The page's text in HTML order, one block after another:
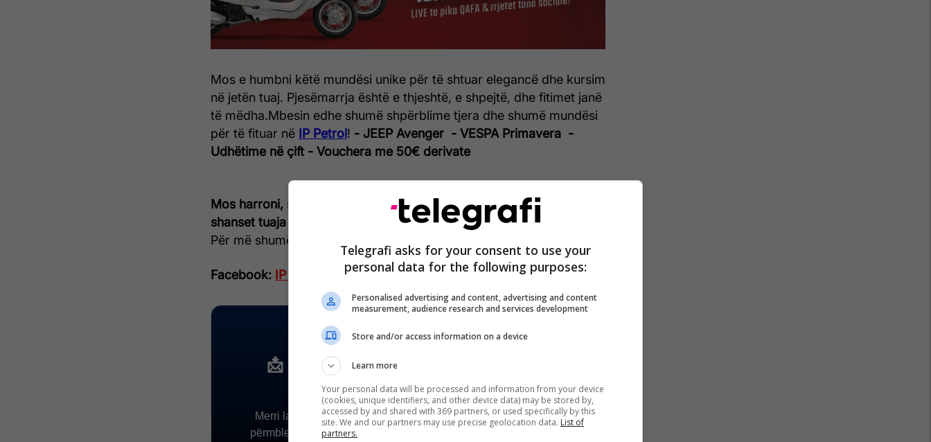
Mos e humbni këtë mundësi unike për të shtuar elegancë dhe kursim
në jetën tuaj. Pjesëmarrja është e thjeshtë, e shpejtë, dhe fitimet janë
të mëdha.Mbesin edhe shumë shpërblime tjera dhe shumë mundësi
për të fituar në
IP Petrol ! - JEEP Avenger - VESPA Primavera -
Udhëtime në çift - Vouchera me 50€ derivate
Mos harroni, sa më shumë derivate të blini, aq më shumë rriten
shanset tuaja për të fituar!
Për më shumë ndiqni videon në faqet zyrtare të IP Petrol:
Facebook: IP Petrol Instagram:ip_petrol TikTok:ip.petrol
Telegrafi asks for your consent to use your
personal data for the following purposes:
Personalised advertising and content, advertising and content
measurement, audience research and services development
Store and/or access information on a device
Learn more
Your personal data will be processed and information from your device
(cookies, unique identifiers, and other device data) may be stored by,
accessed by and shared with 369 partners, or used specifically by this
site. We and our partners may use precise geolocation data. List of
partners.